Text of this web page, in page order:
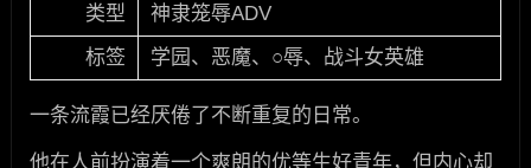
类型
神隶笼辱ADV
标签
学园、恶魔、○辱、战斗女英雄
一条流霞已经厌倦了不断重复的日常。
他在人前扮演着一个爽朗的优等生好青年，但内心却